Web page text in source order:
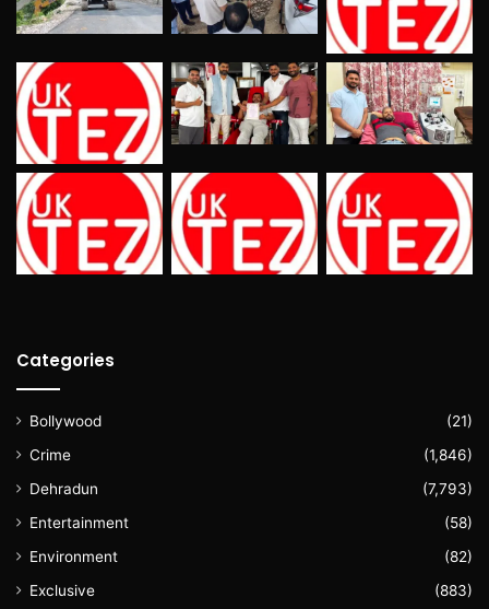
Categories
Bollywood
(21)
Crime
(1,846)
Dehradun
(7,793)
Entertainment
(58)
Environment
(82)
Exclusive
(883)